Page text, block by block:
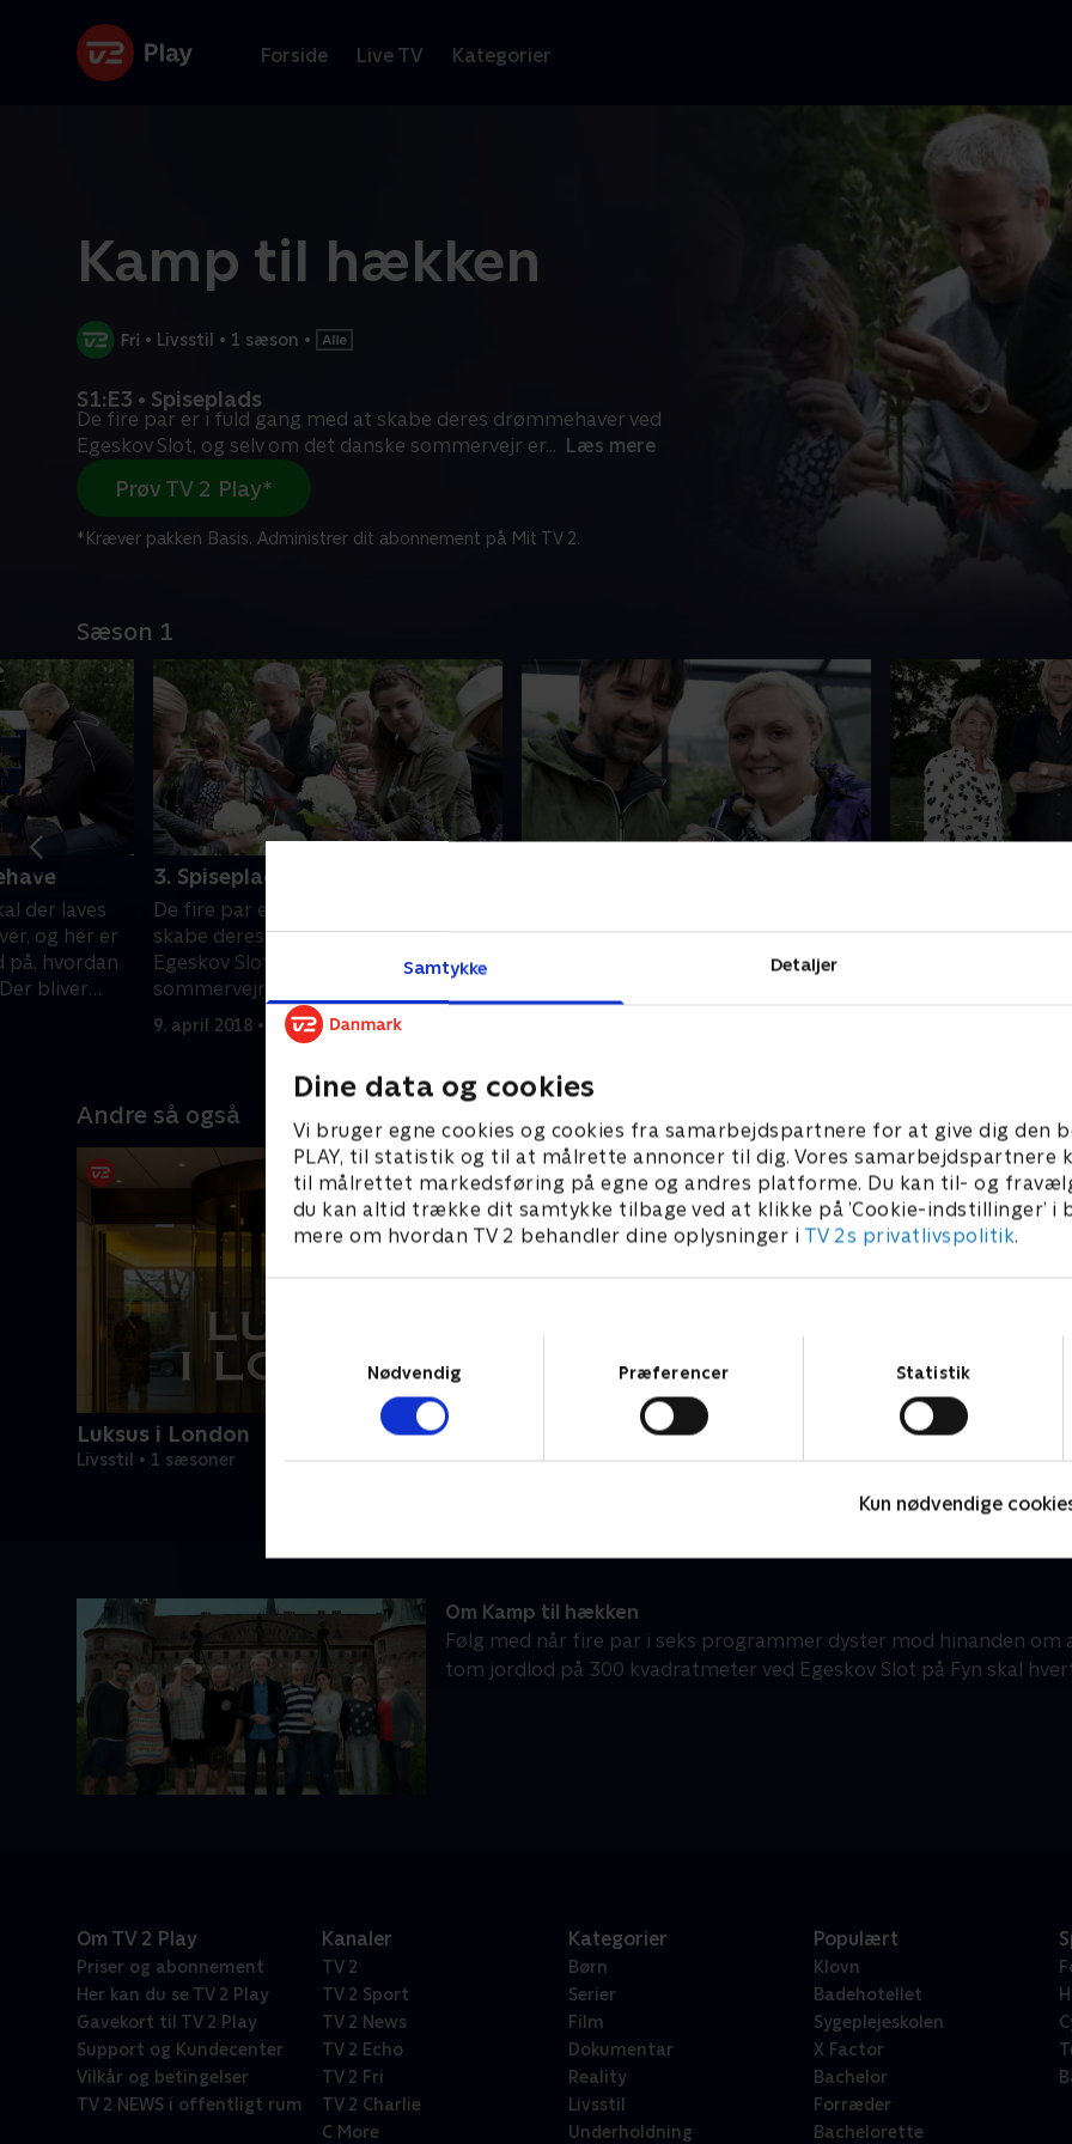
Samtykke Detaljer
Dine data og cookies
Vi bruger egne cookies og cookies fra samarbejdspartnere for at give dig den
PLAY, til statistik og til at målrette annoncer til dig. Vores samarbejdspartnere
til målrettet markedsføring på egne og andres platforme. Du kan til- og
du kan altid trække dit samtykke tilbage ved at klikke på ’Cookie-indstillinger’ i
mere om hvordan TV 2 behandler dine oplysninger i TV 2s privatlivspolitik.
Nødvendig
Præferencer Statistik
Kun nødvendige
Forside Live TV Kategorier
Kamp til hækken
• Livsstil • 1 sæson •
S1:E3 • Spiseplads
De fire par er i fuld gang med at skabe deres drømmehaver ved
Egeskov Slot, og selv om det danske sommervejr er... Læs mere
Prøv TV 2 Play*
*Kræver pakken Basis. Administrer dit abonnement på Mit TV 2.
Sæson 1
der laves
og her er
på, hvordan
bliver
til et
får
egentlig
3. Spiseplads
De fire par er i fuld gang med at
skabe deres drømmehaver ved
Egeskov Slot, og selv om det danske
sommervejr er lunefuldt, så skal der
stadig laves have. Og her bliver to af
parrene udfordret, når der skal
prydhaven kæmper Rasmus og
Mathias også med deres
håndværkerevner, når de skal lave et
spisebord af en gammel kabeltromle,
og i naturhaven må Lilli og Katrine gå
på kompromis med deres dogme om
kun at bruge vilde danske planter.
9. april 2018 • 40 min
aktivitetsområder i haverne på
Hos de to biologer Lilli og Katrine skal
der skabes et skovområde med plads
til at studere kryb og kravl. I
familiehaven laver Tina og Michael et
voksenfrit område til sønnen Noa, og
i den japanske have bliver Jonnas
tålmodighed sat på prøve, når der
træstub.
træstammer i
lægge sig til rette i
der skal hænge
Og hos Lilli og
læssevis af ukrudt,
anlægge en stor sø
Andre så også
Luksus i London
Livsstil • 1 sæsoner
Hotelkampen
Om Kamp til hækken
Følg med når fire par i seks programmer dyster mod hinanden om
tom jordlod på 300 kvadratmeter ved Egeskov Slot på Fyn skal
Om TV 2 Play
Priser og abonnement
Her kan du se TV 2 Play
Gavekort til TV 2 Play
Support og Kundecenter
Vilkår og betingelser
TV 2 NEWS i offentligt rum
Kanaler
TV 2
TV 2 Sport
TV 2 News
TV 2 Echo
TV 2 Fri
TV 2 Charlie
C More
Kategorier
Børn
Serier
Film
Dokumentar
Reality
Livsstil
Underholdning
Populært
Klovn
Badehotellet
Sygeplejeskolen
X Factor
Bachelor
Forræder
Bachelorette